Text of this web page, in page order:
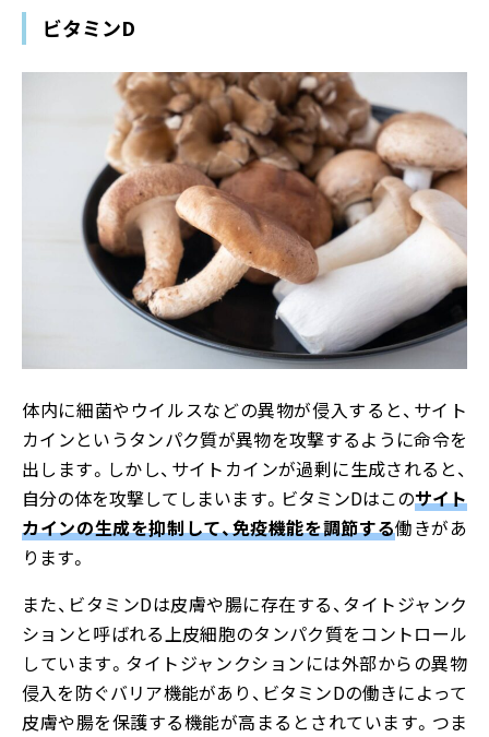
ビタミンD
体内に細菌やウイルスなどの異物が侵入すると、サイト
カインというタンパク質が異物を攻撃するように命令を
出します。しかし、サイトカインが過剰に生成されると、
自分の体を攻撃してしまいます。ビタミンDはこのサイト
カインの生成を抑制して、免疫機能を調節する働きがあ
ります。
また、ビタミンDは皮膚や腸に存在する、タイトジャンク
ションと呼ばれる上皮細胞のタンパク質をコントロール
しています。タイトジャンクションには外部からの異物
侵入を防ぐバリア機能があり、ビタミンDの働きによって
皮膚や腸を保護する機能が高まるとされています。つま